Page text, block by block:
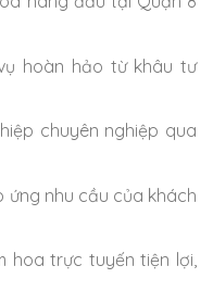
hoàn hảo từ khâu tư
chuyên nghiệp qua
ứng nhu cầu của khách
hoa trực tuyến tiện lợi,